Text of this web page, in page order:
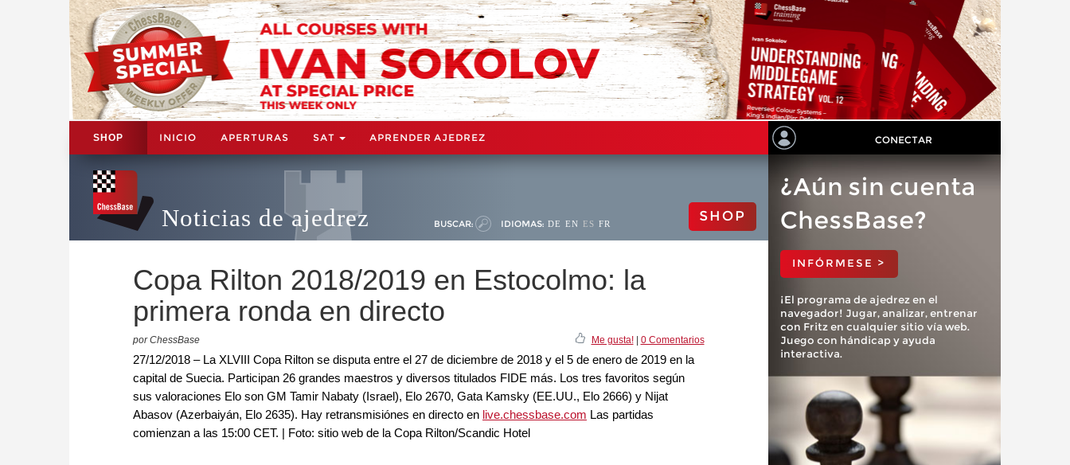
SHOP INICIO APERTURAS SAT APRENDER AJEDREZ CONECTAR
Noticias de ajedrez BUSCAR: IDIOMAS: DE EN ES FR SHOP
Copa Rilton 2018/2019 en Estocolmo: la
primera ronda en directo
por ChessBase Me gusta!| 0 Comentarios
27/12/2018 – La XLVIII Copa Rilton se disputa entre el 27 de diciembre de 2018 y el 5 de enero de 2019 en la
capital de Suecia. Participan 26 grandes maestros y diversos titulados FIDE más. Los tres favoritos según
sus valoraciones Elo son GM Tamir Nabaty (Israel), Elo 2670, Gata Kamsky (EE.UU., Elo 2666) y Nijat
Abasov (Azerbaiyán, Elo 2635). Hay retransmisiónes en directo en live.chessbase.com Las partidas
comienzan a las 15:00 CET. | Foto: sitio web de la Copa Rilton/Scandic Hotel
¿Aún sin cuenta
ChessBase?
INFÓRMESE >
¡El programa de ajedrez en el
navegador! Jugar, analizar, entrenar
con Fritz en cualquier sitio vía web.
Juego con hándicap y ayuda
interactiva.